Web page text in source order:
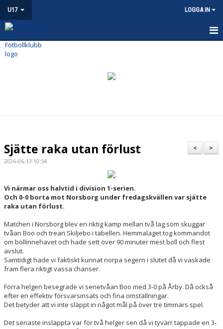
U17 LOGGA IN
HEM
BILDGALLERI
KONTAKT
>
<
Sjätte raka utan förlust
2026-06-13 10:54
Vi närmar oss halvtid i division 1-serien.
Och 0-0 borta mot Norsborg under fredagskvällen var sjätte
raka utan förlust.
Matchen i Norsborg blev en riktig kamp mellan två lag som skuggar
tvåan Boo och trean Skiljebo i tabellen. Hemmalaget tog kommandot
om bollinnehavet och hade sett över 90 minuter mest boll och flest
avslut.
Samtidigt hade vi faktiskt kunnat norpa segern i slutet då vi vaskade
fram flera riktigt vassa chanser.
Förra helgen besegrade vi serietvåan Boo med 3-0 på Årby. Då också
efter en effektiv försvarsinsats och fina omställningar.
Det betyder att vi inte släppt in något mål på över tre timmars spel.
Det senaste insläppta var för två helger sen då vi tyvärr tappade en 3-